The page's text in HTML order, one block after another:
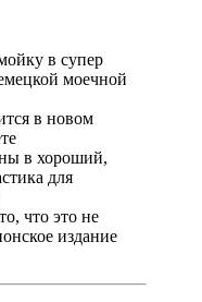
в супер
моечной
в новом
в хороший,
для
что это не
издание